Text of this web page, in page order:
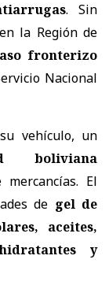
. Sin
la Región de
fronterizo
Nacional
vehículo, un
boliviana
El
de gel de
aceites,
y